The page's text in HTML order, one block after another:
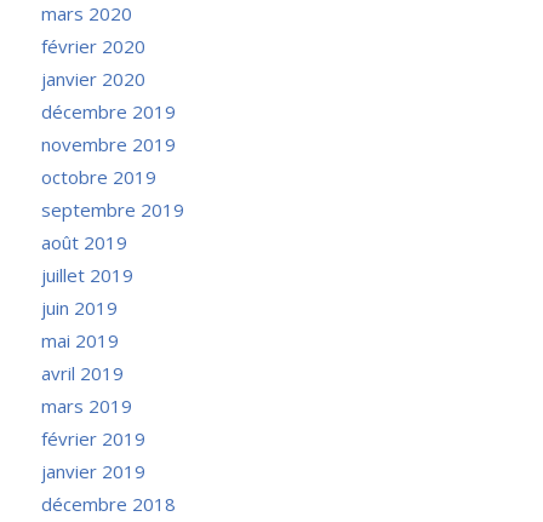
mars 2020
février 2020
janvier 2020
décembre 2019
novembre 2019
octobre 2019
septembre 2019
août 2019
juillet 2019
juin 2019
mai 2019
avril 2019
mars 2019
février 2019
janvier 2019
décembre 2018